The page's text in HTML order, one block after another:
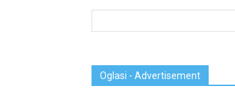
Oglasi - Advertisement